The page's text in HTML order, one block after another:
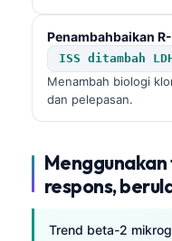
Penambahbaikan
ISS ditambah
Menambah biologi
dan pelepasan.
respons,
Trend beta-2
اردو
मराठी
தமிழ்
ગુજરાતી
ಕನ್ನಡ
മലയാളം